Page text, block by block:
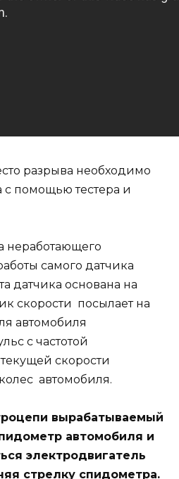
разрыва необходимо
с помощью тестера и
самого датчика
датчика основана на
скорости посылает на
автомобиля
с частотой
скорости
автомобиля.
вырабатываемый
автомобиля и
электродвигатель
стрелку спидометра.